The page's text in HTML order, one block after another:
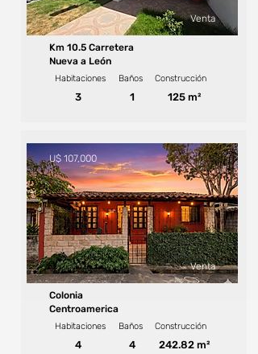
Venta
Km 10.5 Carretera
Nueva a León
Habitaciones Baños Construcción
3 1 125 m²
Venta
U$ 107,000
Colonia
Centroamerica
Habitaciones Baños Construcción
4 4 242.82 m²